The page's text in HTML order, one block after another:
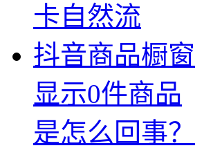
卡自然流
抖音商品橱窗
显示0件商品
是怎么回事？